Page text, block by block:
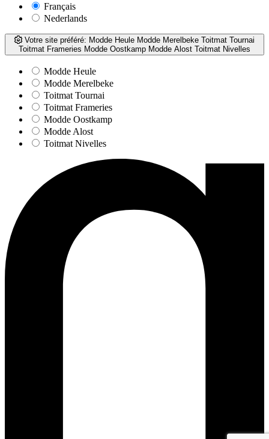
Français
Nederlands
Votre site préféré: Modde Heule Modde Merelbeke Toitmat Tournai
Toitmat Frameries Modde Oostkamp Modde Alost Toitmat Nivelles
Modde Heule
Modde Merelbeke
Toitmat Tournai
Toitmat Frameries
Modde Oostkamp
Modde Alost
Toitmat Nivelles